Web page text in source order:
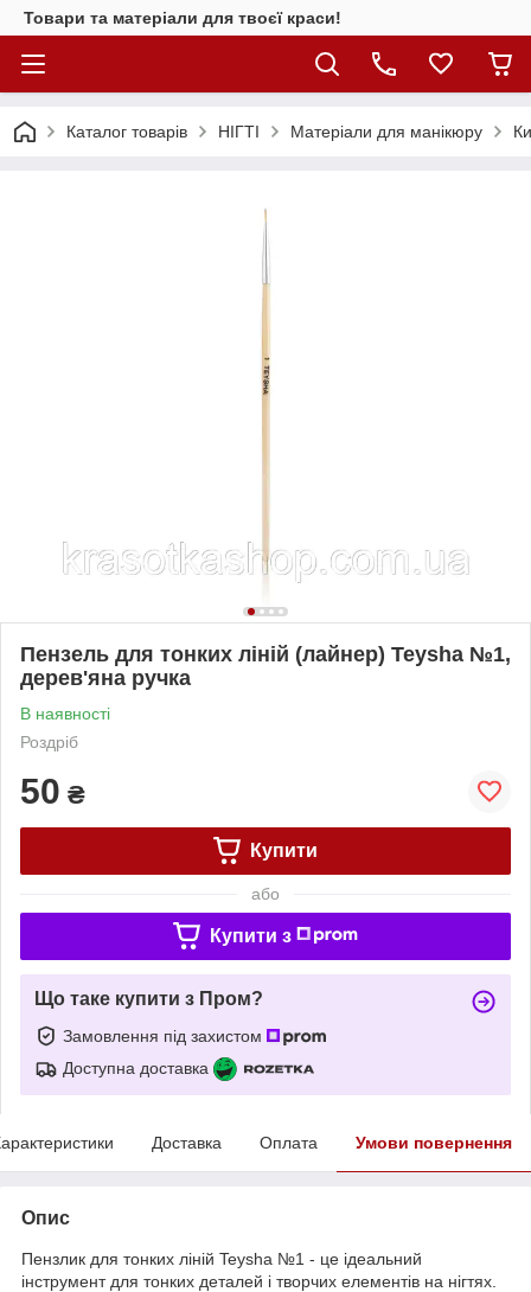
Товари та матеріали для твоєї краси!
Каталог товарiв НІГТІ Матеріали для манікюру
Пензель для тонких ліній (лайнер) Teysha №1,
дерев'яна ручка
В наявності
Роздріб
50 ₴
Купити
або
Купити з
Що таке купити з Пром?
Замовлення під захистом
Доступна доставка
Доставка Оплата Умови повернення
Опис
Пензлик для тонких ліній Teysha №1 - це ідеальний
інструмент для тонких деталей і творчих елементів на нігтях.